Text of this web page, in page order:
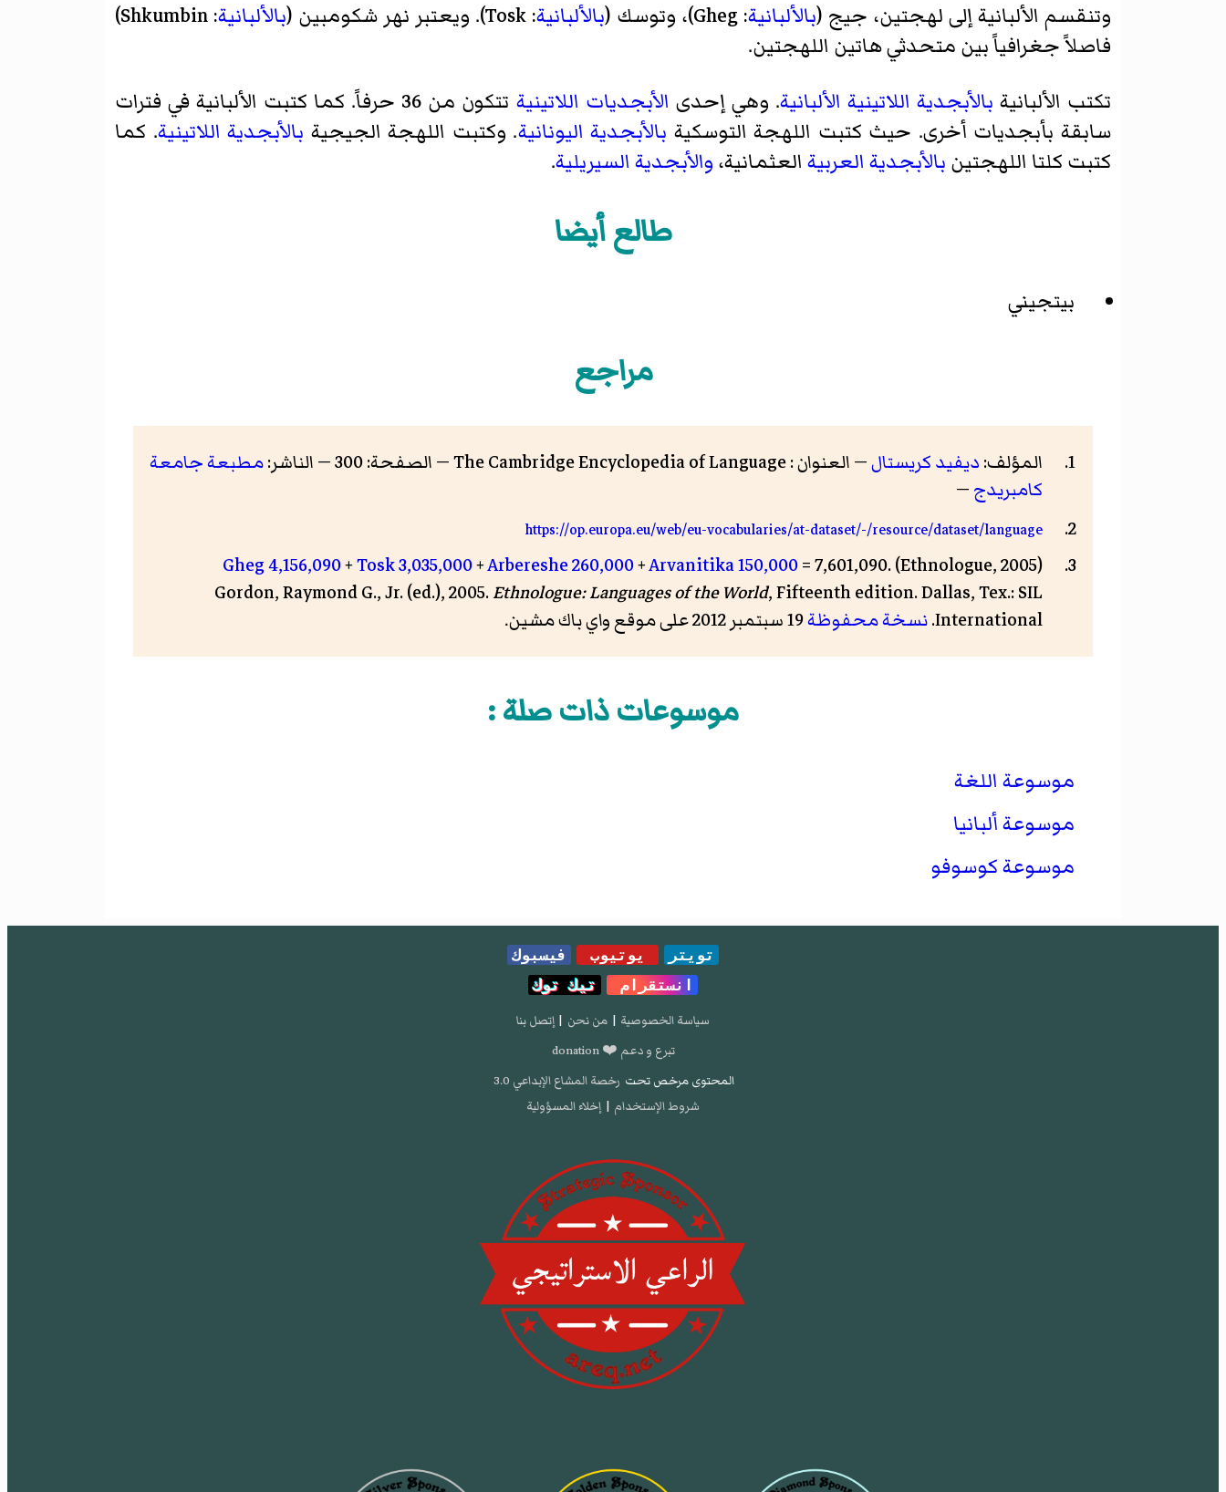
وتنقسم الألبانية إلى لهجتين، جيج (بالألبانية: Gheg)، وتوسك (بالألبانية: Tosk). ويعتبر نهر شكومبين (بالألبانية
: Shkumbin)
فاصلاً جغرافياً بين متحدثي هاتين اللهجتين.
تكتب الألبانية بالأبجدية اللاتينية الألبانية. وهي إحدى الأبجديات اللاتينية
تتكون من 36 حرفاً. كما كتبت الألبانية في فترات
سابقة بأبجديات أخرى. حيث كتبت اللهجة التوسكية بالأبجدية اليونانية. وكتبت اللهجة الجيجية بالأبجدية اللاتينية. كما
كتبت كلتا اللهجتين بالأبجدية العربية العثمانية، والأبجدية السيريلية.
طالع أيضا
بيتجيني
مراجع
المؤلف: ديفيد كريستال— العنوان : The Cambridge Encyclopedia of Language — الصفحة: 300 — الناشر:
مطبعة جامعة
كامبريدج —
https://op.europa.eu/web/eu-vocabularies/at-dataset/-/resource/dataset/language
Gheg 4,156,090+Tosk 3,035,000+Arbereshe 260,000+Arvanitika 150,000= 7,601,090. (Ethnologue, 2005)
Gordon, Raymond G., Jr. (ed.), 2005.Ethnologue: Languages of the World, Fifteenth edition. Dallas, Tex.: SIL
International. نسخة محفوظة19 سبتمبر 2012 على موقع واي باك مشين.
موسوعات ذات صلة :
موسوعة اللغة
موسوعة ألبانيا
موسوعة كوسوفو
تويتر يوتيوب
فيسبوك
انستقرام
تيك توك
سياسة الخصوصية | من نحن | إتصل بنا
تبرع و دعم ❤️ donation
المحتوى مرخص تحت رخصة المشاع الإبداعي 3.0
شروط الإستخدام | إخلاء المسؤولية